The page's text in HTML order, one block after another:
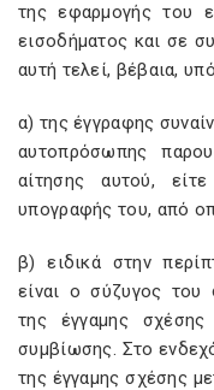
της εφαρμογής του
εισοδήματος και σε
αυτή τελεί, βέβαια,
α) της έγγραφης
αυτοπρόσωπης
αίτησης αυτού,
υπογραφής του, από
β) ειδικά στην
είναι ο σύζυγος του
της έγγαμης
συμβίωσης. Στο
της έγγαμης σχέσης